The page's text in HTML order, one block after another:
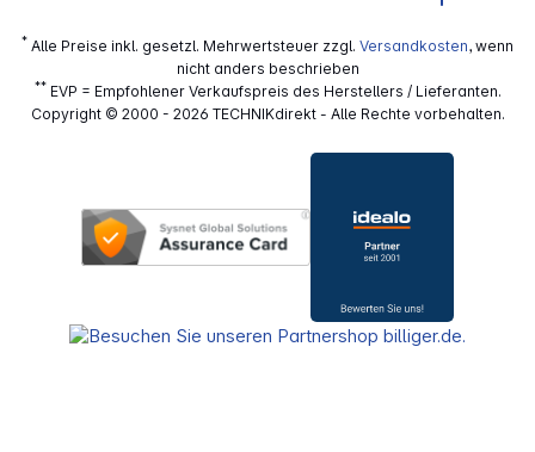
* Alle Preise inkl. gesetzl. Mehrwertsteuer zzgl. Versandkosten, wenn
nicht anders beschrieben
**EVP = Empfohlener Verkaufspreis des Herstellers / Lieferanten.
Copyright © 2000 - 2026 TECHNIKdirekt - Alle Rechte vorbehalten.